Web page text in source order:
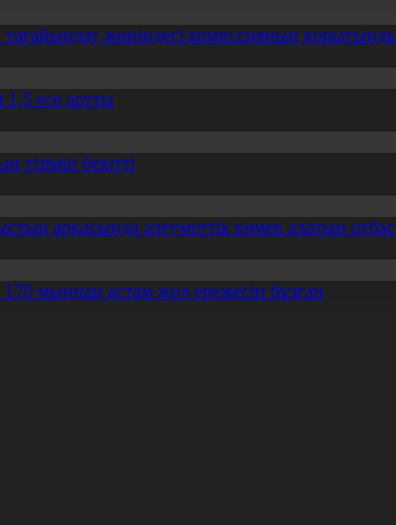
тағайындау жөніндегі комиссияның
1,5 есе артты
бекітті
арқасында әлеуметтік көмек алатын
мыңнан астам жол ережесін бұзған